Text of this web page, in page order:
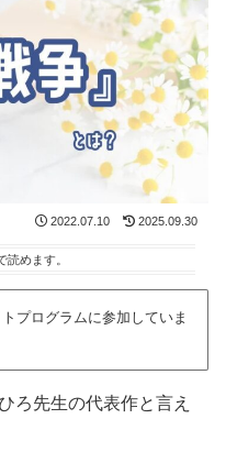
2022.07.10 2025.09.30
読めます。
プログラムに参加していま
ろ先生の代表作と言え